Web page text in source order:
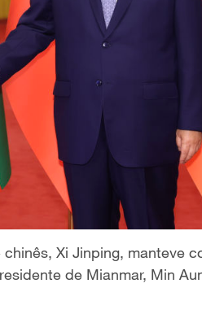
Xi Jinping, manteve
de Mianmar, Min